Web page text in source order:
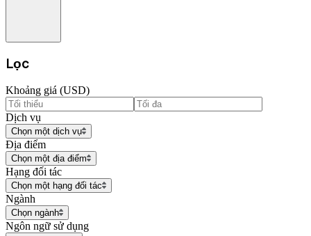
Lọc
Khoảng giá (USD)
Dịch vụ
Chọn một dịch vụ
Địa điểm
Chọn một địa điểm
Hạng đối tác
Chọn một hạng đối tác
Ngành
Chọn ngành
Ngôn ngữ sử dụng